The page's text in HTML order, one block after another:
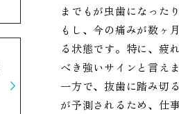
までもが虫歯になった
もし、今の痛みが数ヶ
る状態です。特に、疲
べき強いサインと言えま
一方で、抜歯に踏み切
が予測されるため、仕